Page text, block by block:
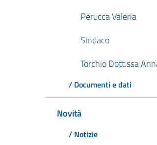
Perucca Valeria
Sindaco
Torchio Dott.ssa
/ Documenti e dati
Novità
/ Notizie